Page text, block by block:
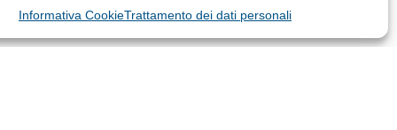
Informativa CookieTrattamento dei dati personali